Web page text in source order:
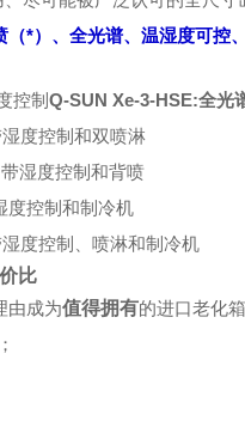
（*）、全光谱、温湿度可控
控制 Q-SUN Xe-3-HSE:全光
度控制和双喷淋
湿度控制和背喷
度控制和制冷机
度控制、喷淋和制冷机
比
由成为值得拥有的进口老化